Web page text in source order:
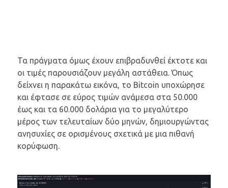
Τα πράγματα όμως έχουν επιβραδυνθεί έκτοτε και
οι τιμές παρουσιάζουν μεγάλη αστάθεια. Όπως
δείχνει η παρακάτω εικόνα, το Bitcoin υποχώρησε
και έφτασε σε εύρος τιμών ανάμεσα στα 50.000
έως και τα 60.000 δολάρια για το μεγαλύτερο
μέρος των τελευταίων δύο μηνών, δημιουργώντας
ανησυχίες σε ορισμένους σχετικά με μια πιθανή
κορύφωση.